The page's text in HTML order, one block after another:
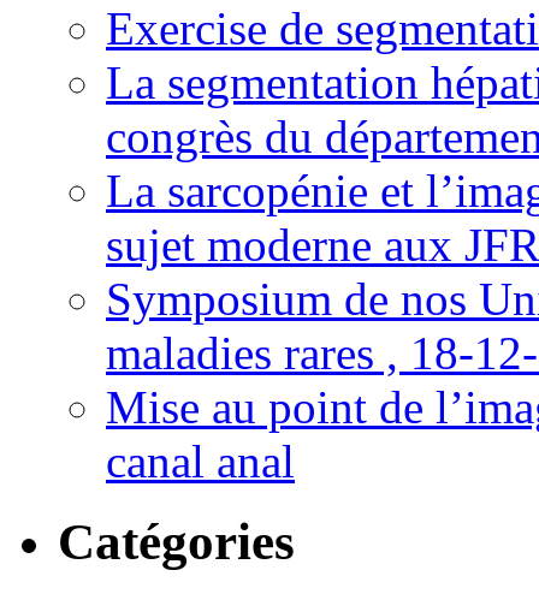
Exercise de
La segmentation
congrès du
La sarcopénie et
sujet moderne aux
Symposium de nos
maladies rares , 18-
Mise au point de
canal anal
Catégories